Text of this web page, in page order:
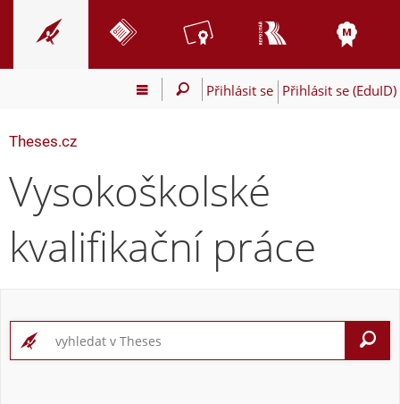
Přihlásit se Přihlásit se (EduID)
Theses.cz
Vysokoškolské
kvalifikační práce